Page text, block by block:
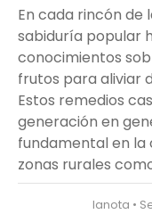
En cada rincón de
sabiduría popular
conocimientos
frutos para aliviar
Estos remedios
generación en
fundamental en la
zonas rurales
lanota •